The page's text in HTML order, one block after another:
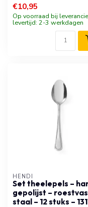
€10,95
Op voorraad bij
levertijd: 2-3 werkdagen
HENDI
Set theelepels –
gepolijst –
staal – 12 stuks –